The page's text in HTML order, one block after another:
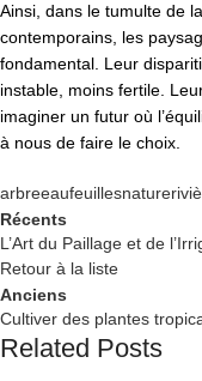
Ainsi, dans le tumulte de
contemporains, les
fondamental. Leur
instable, moins fertile.
imaginer un futur où
à nous de faire le choix.
arbreeaufeuillesnature
Récents
L’Art du Paillage et de
Retour à la liste
Anciens
Cultiver des plantes
Related Posts